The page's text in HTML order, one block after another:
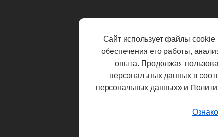
Сайт использует файлы cookie
обеспечения его работы,
опыта. Продолжая
персональных данных в
персональных данных» и